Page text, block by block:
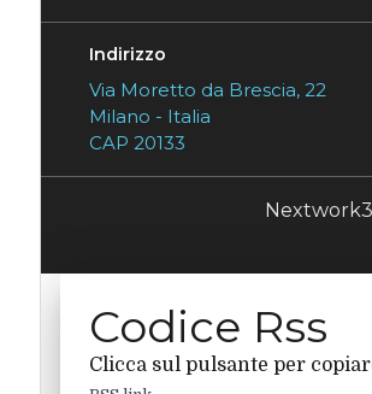
Indirizzo
Via Moretto da Brescia, 22
Milano - Italia
CAP 20133
Codice Rss
Clicca sul pulsante per